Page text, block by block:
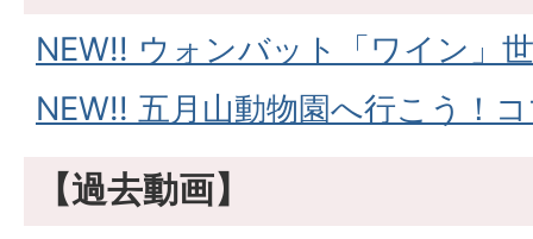
NEW!! ウォンバット「ワイン」
NEW!! 五月山動物園へ行こう！
【過去動画】